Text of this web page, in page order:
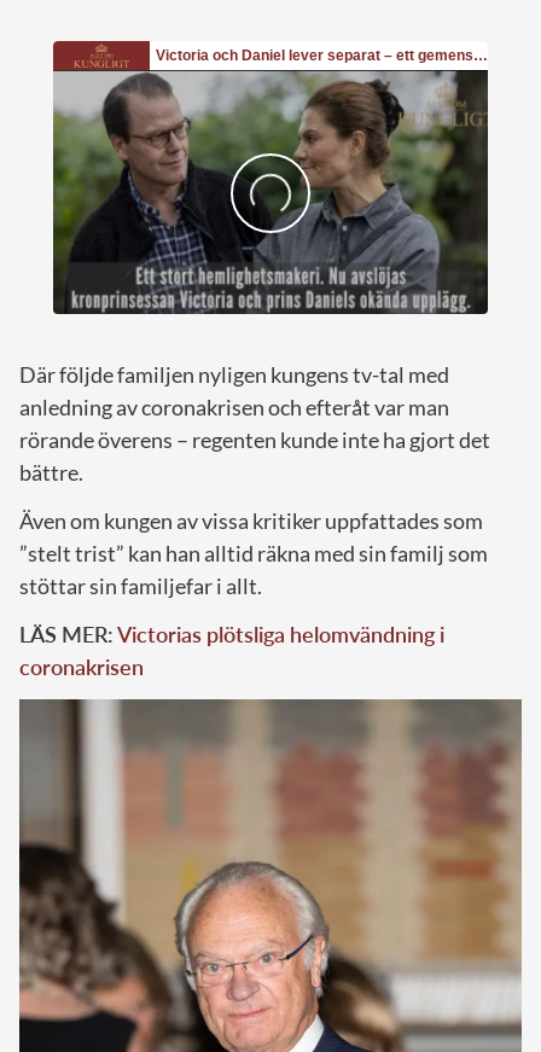
Där följde familjen nyligen kungens tv-tal med
anledning av coronakrisen och efteråt var man
rörande överens – regenten kunde inte ha gjort det
bättre.
Även om kungen av vissa kritiker uppfattades som
”stelt trist” kan han alltid räkna med sin familj som
stöttar sin familjefar i allt.
LÄS MER:Victorias plötsliga helomvändning i
coronakrisen